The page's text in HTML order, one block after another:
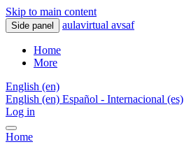
Skip to main content
Side panel aulavirtual avsaf
Home
More
English ‎(en)‎
English ‎(en)‎ Español - Internacional ‎(es)‎
Log in
Home